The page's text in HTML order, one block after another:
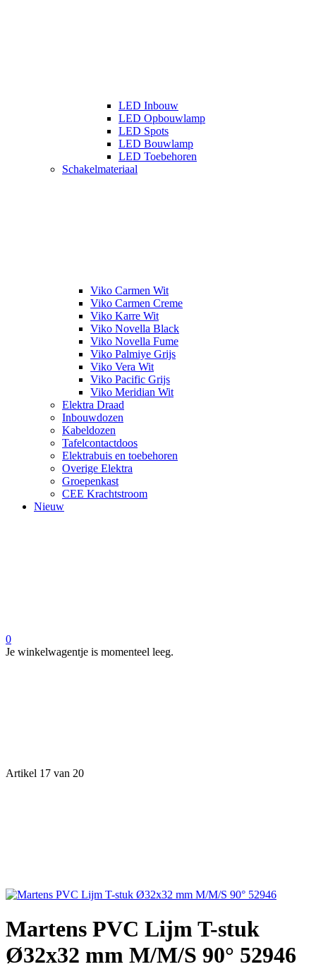
LED Inbouw
LED Opbouwlamp
LED Spots
LED Bouwlamp
LED Toebehoren
Schakelmateriaal
Viko Carmen Wit
Viko Carmen Creme
Viko Karre Wit
Viko Novella Black
Viko Novella Fume
Viko Palmiye Grijs
Viko Vera Wit
Viko Pacific Grijs
Viko Meridian Wit
Elektra Draad
Inbouwdozen
Kabeldozen
Tafelcontactdoos
Elektrabuis en toebehoren
Overige Elektra
Groepenkast
CEE Krachtstroom
Nieuw
0
Je winkelwagentje is momenteel leeg.
Artikel 17 van 20
Martens PVC Lijm T-stuk
Ø32x32 mm M/M/S 90° 52946